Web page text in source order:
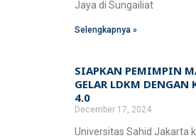
Jaya di Sungailiat
Selengkapnya »
SIAPKAN PEMIMPIN
GELAR LDKM DENGAN
4.0
December 17, 2024
Universitas Sahid Jakarta